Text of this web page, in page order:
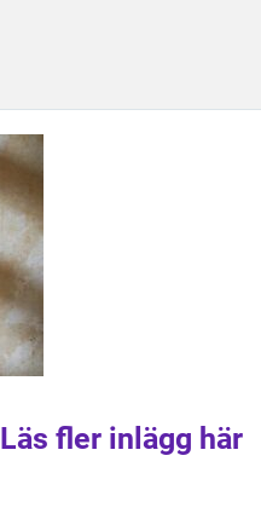
Läs fler inlägg här